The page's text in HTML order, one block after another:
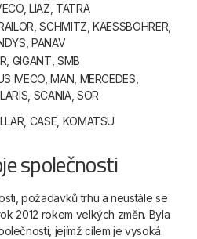
LIAZ, TATRA
SCHMITZ, KAESSBOHRER,
PANAV
GIGANT, SMB
IVECO, MAN, MERCEDES,
SCANIA, SOR
CASE, KOMATSU
společnosti
požadavků trhu a neustále se
2012 rokem velkých změn. Byla
jejímž cílem je vysoká